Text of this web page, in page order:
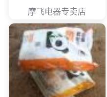
摩飞电器专卖店